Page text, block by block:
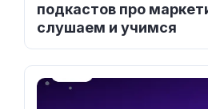
подкастов про
слушаем и учимся